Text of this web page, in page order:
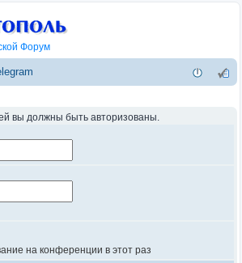
Форум
вы должны быть авторизованы.
на конференции в этот раз